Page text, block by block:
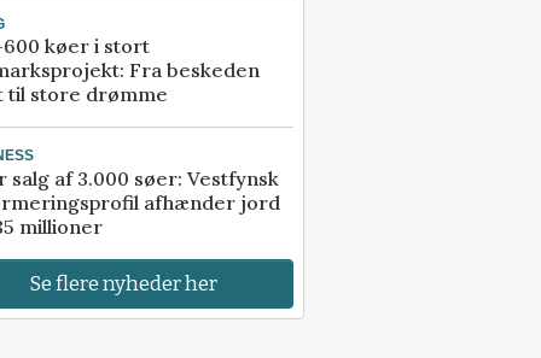
køer i stort
Fra beskeden
til store drømme
salg af 3.000 søer: Vestfynsk
afhænder jord
millioner
Se flere nyheder her